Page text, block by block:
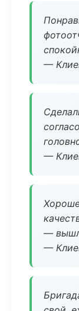
—
—
—
—